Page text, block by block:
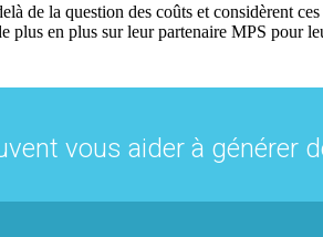
de la question des coûts et considèrent
plus en plus sur leur partenaire MPS pour
vous aider à générer